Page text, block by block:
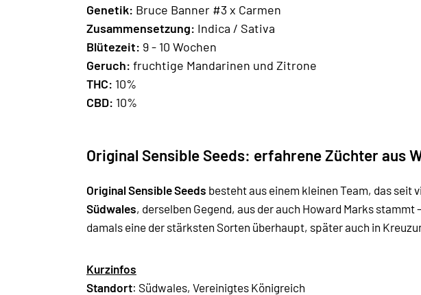
Genetik: Bruce Banner #3 x Carmen
Zusammensetzung: Indica / Sativa
Blütezeit: 9 - 10 Wochen
Geruch: fruchtige Mandarinen und Zitrone
THC: 10%
CBD: 10%
Original Sensible Seeds: erfahrene Züchter aus
Original Sensible Seeds besteht aus einem kleinen Team, das seit
Südwales, derselben Gegend, aus der auch Howard Marks stammt
damals eine der stärksten Sorten überhaupt, später auch in
Kurzinfos
Standort: Südwales, Vereinigtes Königreich